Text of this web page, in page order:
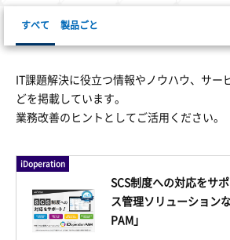
すべて 製品ごと
IT課題解決に役立つ情報やノウハウ、サー
どを掲載しています。
業務改善のヒントとしてご活用ください。
iDoperation
SCS制度への対応をサ
ス管理ソリューション
PAM」